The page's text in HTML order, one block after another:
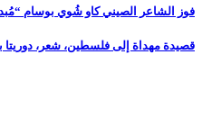
تصفّح
المقالات
فوز الشاعر الصيني كاو شُوي بوسام
قصيدة مهداة إلى فلسطين، شعر، دوريتا